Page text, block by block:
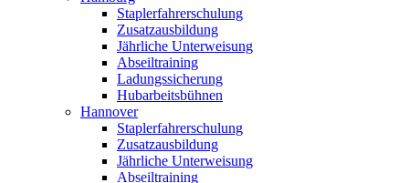
Staplerfahrerschulung
Zusatzausbildung
Jährliche Unterweisung
Abseiltraining
Ladungssicherung
Hubarbeitsbühnen
Hannover
Staplerfahrerschulung
Zusatzausbildung
Jährliche Unterweisung
Abseiltraining